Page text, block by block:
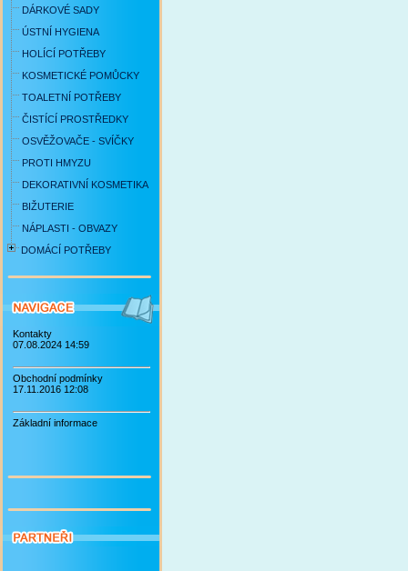
DÁRKOVÉ SADY
ÚSTNÍ HYGIENA
HOLÍCÍ POTŘEBY
KOSMETICKÉ POMŮCKY
TOALETNÍ POTŘEBY
ČISTÍCÍ PROSTŘEDKY
OSVĚŽOVAČE - SVÍČKY
PROTI HMYZU
DEKORATIVNÍ KOSMETIKA
BIŽUTERIE
NÁPLASTI - OBVAZY
DOMÁCÍ POTŘEBY
Kontakty
07.08.2024 14:59
Obchodní podmínky
17.11.2016 12:08
Základní informace